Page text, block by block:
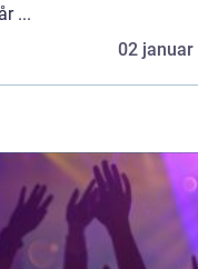
...
02 januar